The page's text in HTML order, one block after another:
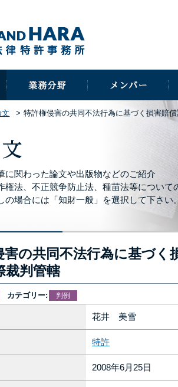
特許権侵害の共同不法行為に基づく損害賠
に関わった論文や出版物などのご紹介
権法、不正競争防止法、種苗法等について
の場合には「知財一般」を選択して下さい
害の共同不法行為に基づく
裁判管轄
カテゴリー: 判例
花井 美雪
特許
2008年6月25日